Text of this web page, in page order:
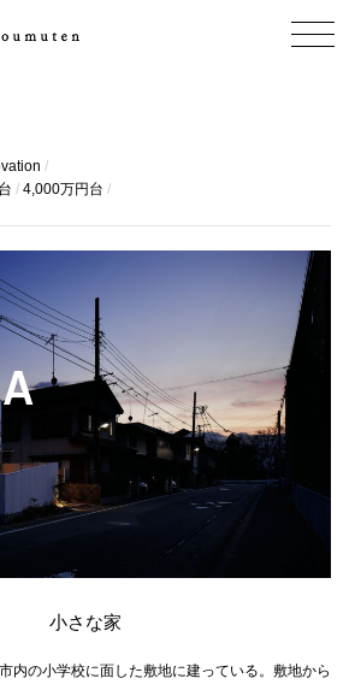
4,000万円台
小さな家
内の小学校に面した敷地に建っている。敷地から